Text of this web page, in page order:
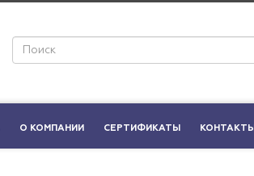
О КОМПАНИИ СЕРТИФИКАТЫ КОНТАКТЫ